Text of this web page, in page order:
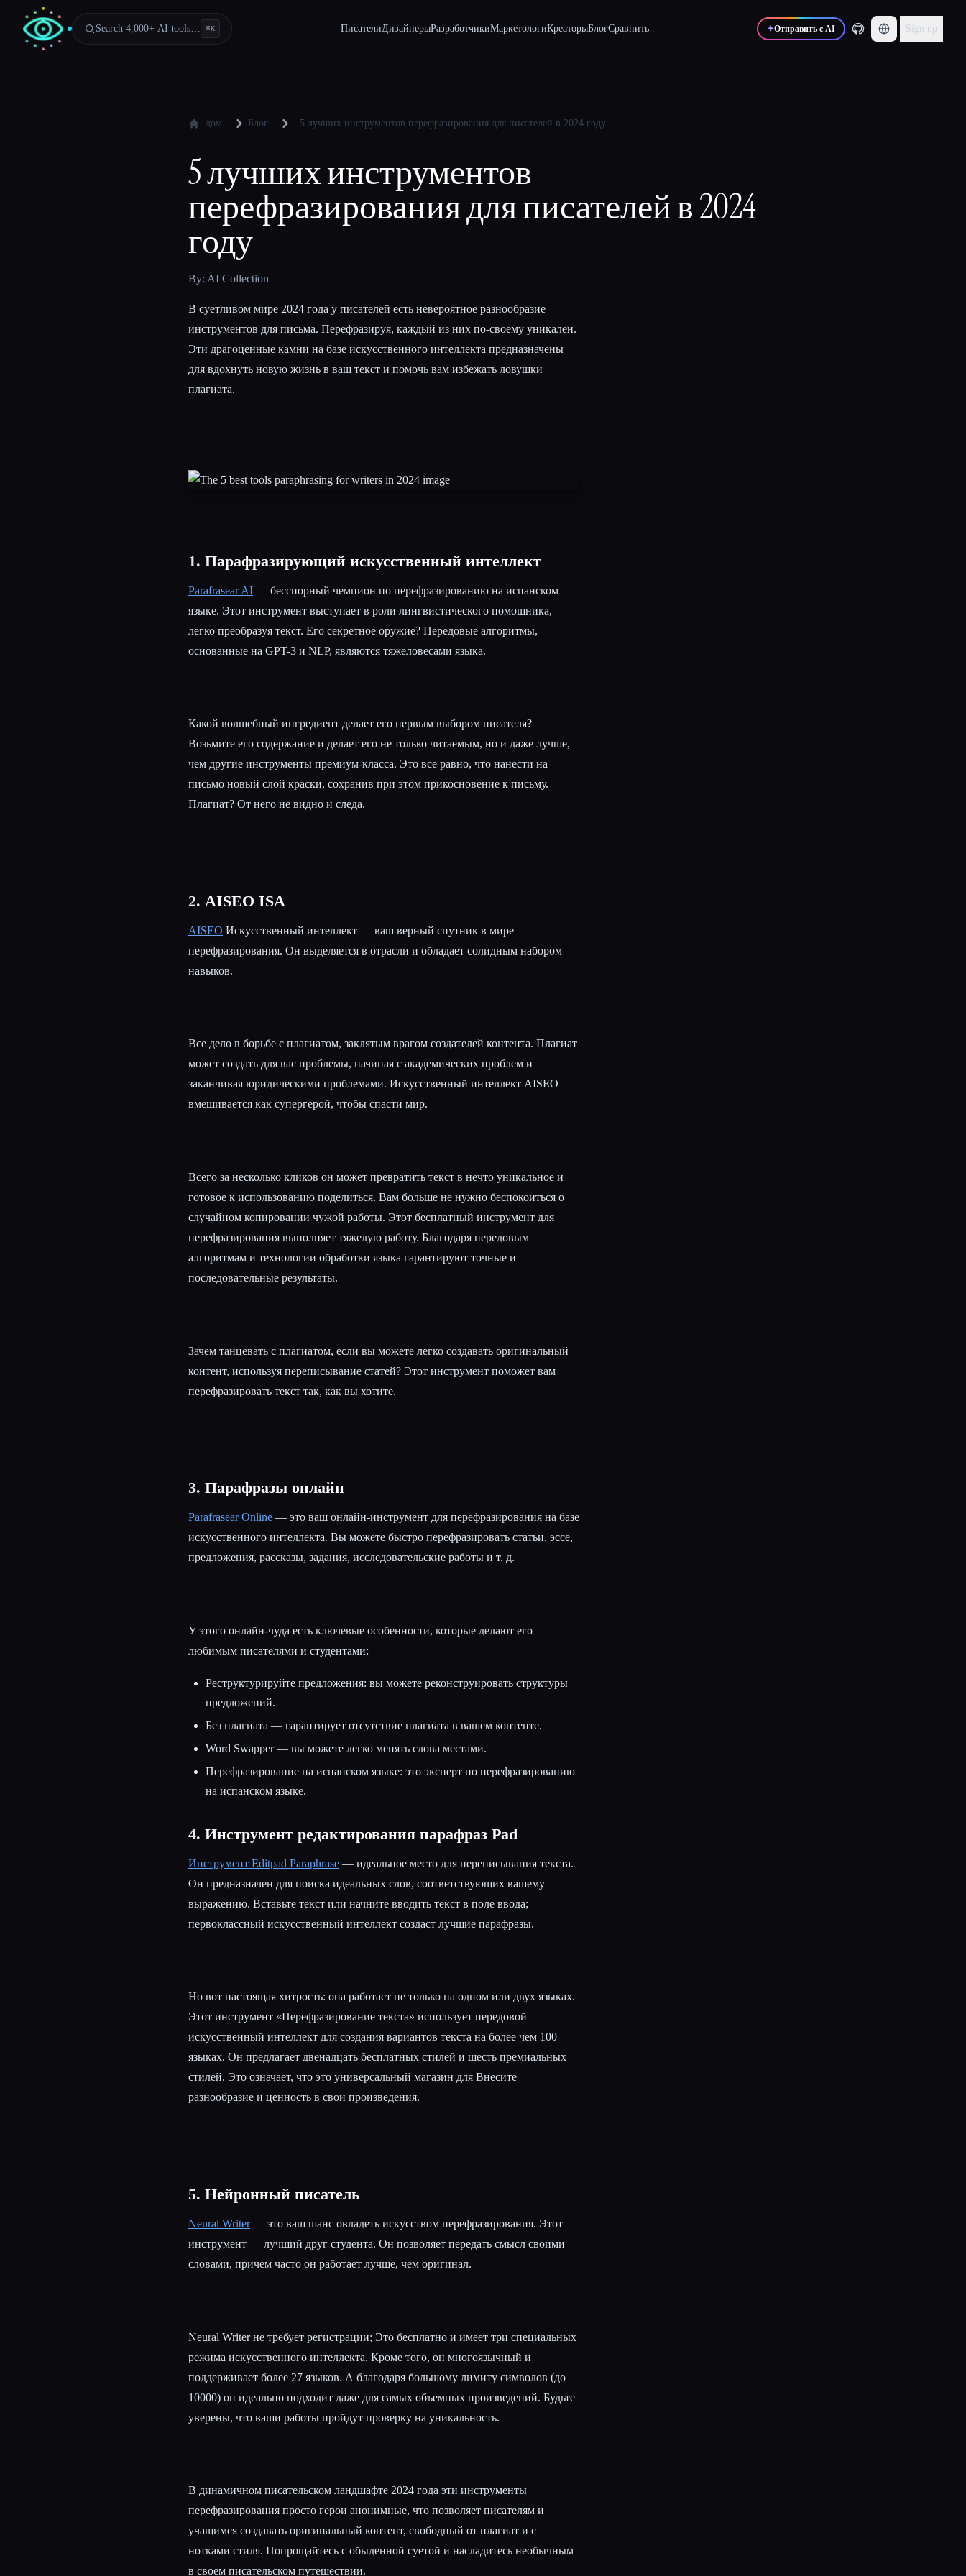
Search 4,000+ AI tools… ⌘K ПисателиДизайнерыРазработчикиМаркетологиКреаторыБлогСравнить ✦Отправить с AI Sign up
дом Блог 5 лучших инструментов перефразирования для писателей в 2024 году
5 лучших инструментов
перефразирования для писателей в 2024
году
By: AI Collection
В суетливом мире 2024 года у писателей есть невероятное разнообразие
инструментов для письма. Перефразируя, каждый из них по-своему уникален.
Эти драгоценные камни на базе искусственного интеллекта предназначены
для вдохнуть новую жизнь в ваш текст и помочь вам избежать ловушки
плагиата.
1. Парафразирующий искусственный интеллект
Parafrasear AI — бесспорный чемпион по перефразированию на испанском
языке. Этот инструмент выступает в роли лингвистического помощника,
легко преобразуя текст. Его секретное оружие? Передовые алгоритмы,
основанные на GPT-3 и NLP, являются тяжеловесами языка.
Какой волшебный ингредиент делает его первым выбором писателя?
Возьмите его содержание и делает его не только читаемым, но и даже лучше,
чем другие инструменты премиум-класса. Это все равно, что нанести на
письмо новый слой краски, сохранив при этом прикосновение к письму.
Плагиат? От него не видно и следа.
2. AISEO ISA
AISEO Искусственный интеллект — ваш верный спутник в мире
перефразирования. Он выделяется в отрасли и обладает солидным набором
навыков.
Все дело в борьбе с плагиатом, заклятым врагом создателей контента. Плагиат
может создать для вас проблемы, начиная с академических проблем и
заканчивая юридическими проблемами. Искусственный интеллект AISEO
вмешивается как супергерой, чтобы спасти мир.
Всего за несколько кликов он может превратить текст в нечто уникальное и
готовое к использованию поделиться. Вам больше не нужно беспокоиться о
случайном копировании чужой работы. Этот бесплатный инструмент для
перефразирования выполняет тяжелую работу. Благодаря передовым
алгоритмам и технологии обработки языка гарантируют точные и
последовательные результаты.
Зачем танцевать с плагиатом, если вы можете легко создавать оригинальный
контент, используя переписывание статей? Этот инструмент поможет вам
перефразировать текст так, как вы хотите.
3. Парафразы онлайн
Parafrasear Online — это ваш онлайн-инструмент для перефразирования на базе
искусственного интеллекта. Вы можете быстро перефразировать статьи, эссе,
предложения, рассказы, задания, исследовательские работы и т. д.
У этого онлайн-чуда есть ключевые особенности, которые делают его
любимым писателями и студентами:
Реструктурируйте предложения: вы можете реконструировать структуры
предложений.
Без плагиата — гарантирует отсутствие плагиата в вашем контенте.
Word Swapper — вы можете легко менять слова местами.
Перефразирование на испанском языке: это эксперт по перефразированию
на испанском языке.
4. Инструмент редактирования парафраз Pad
Инструмент Editpad Paraphrase — идеальное место для переписывания текста.
Он предназначен для поиска идеальных слов, соответствующих вашему
выражению. Вставьте текст или начните вводить текст в поле ввода;
первоклассный искусственный интеллект создаст лучшие парафразы.
Но вот настоящая хитрость: она работает не только на одном или двух языках.
Этот инструмент «Перефразирование текста» использует передовой
искусственный интеллект для создания вариантов текста на более чем 100
языках. Он предлагает двенадцать бесплатных стилей и шесть премиальных
стилей. Это означает, что это универсальный магазин для Внесите
разнообразие и ценность в свои произведения.
5. Нейронный писатель
Neural Writer— это ваш шанс овладеть искусством перефразирования. Этот
инструмент — лучший друг студента. Он позволяет передать смысл своими
словами, причем часто он работает лучше, чем оригинал.
Neural Writer не требует регистрации; Это бесплатно и имеет три специальных
режима искусственного интеллекта. Кроме того, он многоязычный и
поддерживает более 27 языков. А благодаря большому лимиту символов (до
10000) он идеально подходит даже для самых объемных произведений. Будьте
уверены, что ваши работы пройдут проверку на уникальность.
В динамичном писательском ландшафте 2024 года эти инструменты
перефразирования просто герои анонимные, что позволяет писателям и
учащимся создавать оригинальный контент, свободный от плагиат и с
нотками стиля. Попрощайтесь с обыденной суетой и насладитесь необычным
в своем писательском путешествии.